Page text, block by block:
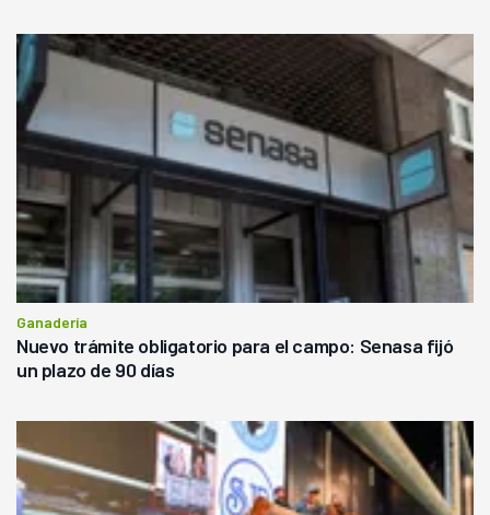
Ganadería
Nuevo trámite obligatorio para el campo: Senasa fijó
un plazo de 90 días